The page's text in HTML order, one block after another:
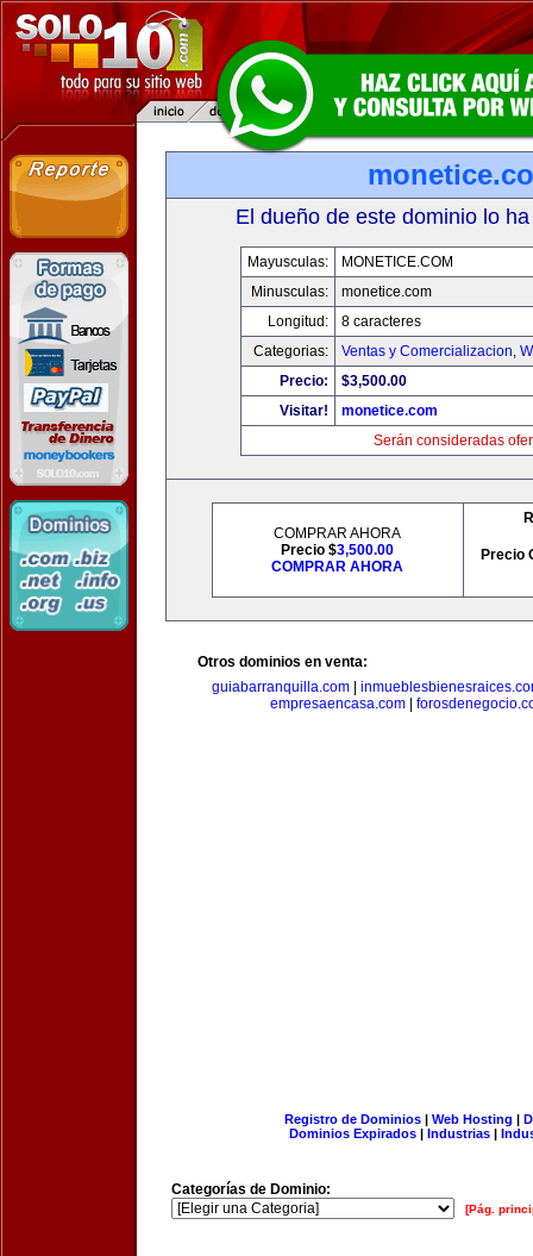
El dueño de este dominio lo
Mayusculas:
MONETICE.COM
Minusculas:
monetice.com
Longitud:
8 caracteres
Categorias:
Ventas y Comercializacion,
Precio:
$3,500.00
Visitar!
monetice.com
Serán consideradas
COMPRAR AHORA
Precio $3,500.00
COMPRAR AHORA
Precio
Otros dominios en venta:
guiabarranquilla.com|
empresaencasa.com|
Registro de Dominios| Web Hosting |
Dominios Expirados | Industrias |
Categorías de Dominio:
[Pág.